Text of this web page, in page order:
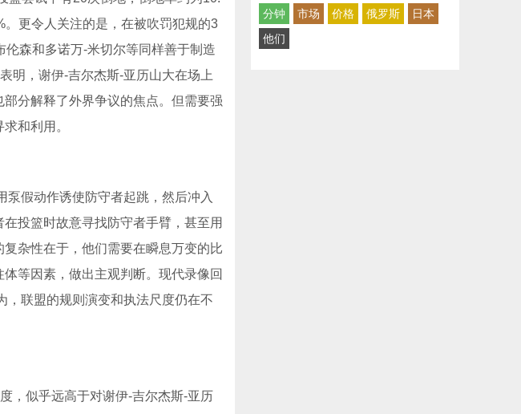
更令人关注的是，在被吹罚犯规的3
森和多诺万-米切尔等同样善于制造
明，谢伊-吉尔杰斯-亚历山大在场上
分解释了外界争议的焦点。但需要强
和利用。
泵假动作诱使防守者起跳，然后冲入
投篮时故意寻找防守者手臂，甚至用
杂性在于，他们需要在瞬息万变的比
等因素，做出主观判断。现代录像回
，联盟的规则演变和执法尺度仍在不
，似乎远高于对谢伊-吉尔杰斯-亚历
分钟
市场 价格 俄罗斯
日本
他们